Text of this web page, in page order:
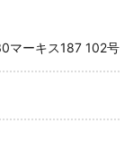
マーキス187 102号